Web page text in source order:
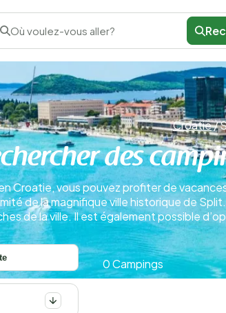
Où voulez-vous aller?
Croatie/
des
Croatie, vous pouvez profiter de
de la magnifique ville historique de
de la ville. Il est également possible
0 Campings